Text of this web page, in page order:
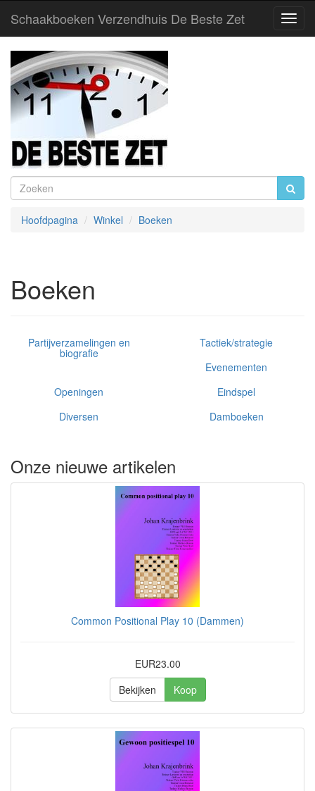
Schaakboeken Verzendhuis De Beste Zet
Hoofdpagina Winkel Boeken
Boeken
Partijverzamelingen en
biografie
Tactiek/strategie
Evenementen
Openingen
Eindspel
Diversen
Damboeken
Onze nieuwe artikelen
Common Positional Play 10 (Dammen)
EUR23.00
Bekijken
Koop